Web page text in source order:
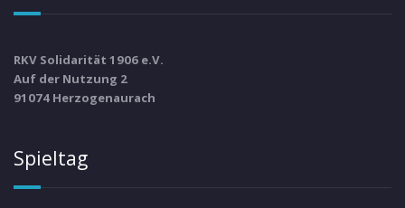
RKV Solidarität 1906 e.V.
Auf der Nutzung 2
91074 Herzogenaurach
Spieltag